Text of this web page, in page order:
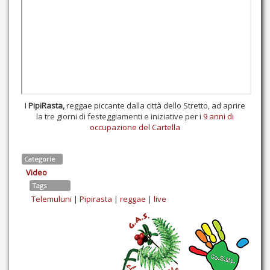
I PipiRasta,reggae piccante dalla città dello Stretto, ad aprire
la tre giorni di festeggiamenti e iniziative per i 9 anni di
occupazione del Cartella
Categorie
Video
Tags
Telemuluni | Pipirasta | reggae | live